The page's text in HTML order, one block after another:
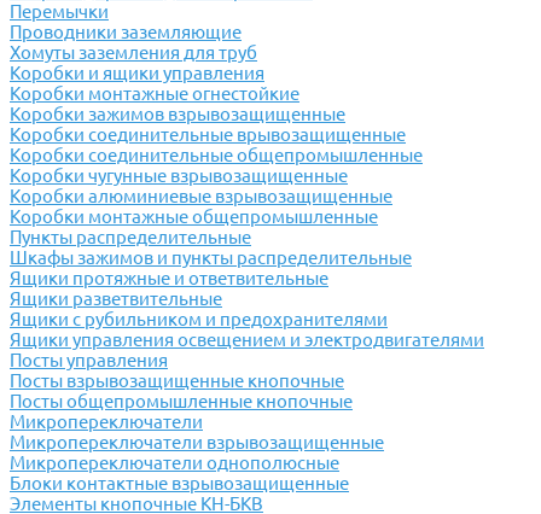
Перемычки
Проводники заземляющие
Хомуты заземления для труб
Коробки и ящики управления
Коробки монтажные огнестойкие
Коробки зажимов взрывозащищенные
Коробки соединительные врывозащищенные
Коробки соединительные общепромышленные
Коробки чугунные взрывозащищенные
Коробки алюминиевые взрывозащищенные
Коробки монтажные общепромышленные
Пункты распределительные
Шкафы зажимов и пункты распределительные
Ящики протяжные и ответвительные
Ящики разветвительные
Ящики с рубильником и предохранителями
Ящики управления освещением и электродвигателями
Посты управления
Посты взрывозащищенные кнопочные
Посты общепромышленные кнопочные
Микропереключатели
Микропереключатели взрывозащищенные
Микропереключатели однополюсные
Блоки контактные взрывозащищенные
Элементы кнопочные КН-БКВ